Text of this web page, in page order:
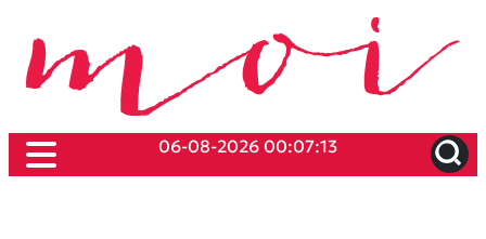
06-08-2026 00:07:13